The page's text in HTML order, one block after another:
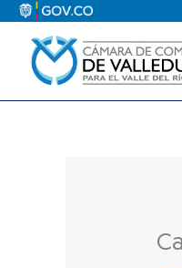
contenido